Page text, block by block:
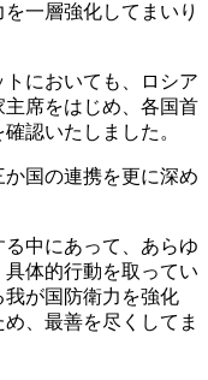
一層強化してまいり
においても、ロシア
席をはじめ、各国首
認いたしました。
国の連携を更に深め
中にあって、あらゆ
体的行動を取ってい
我が国防衛力を強化
、最善を尽くしてま